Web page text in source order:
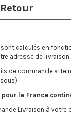
sont calculés en
adresse de livraison.
de commande
pour la France
Livraison à votre